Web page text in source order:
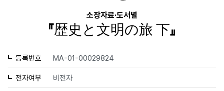
소장자료·도서별
『歴史と文明の旅 下』
등록번호 MA-01-00029824
전자여부 비전자